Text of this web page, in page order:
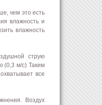
чем это есть
влажность и
влажность
струю
(0,3 м/с) Таким
все
Воздух